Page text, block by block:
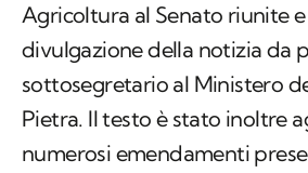
Agricoltura al Senato riunite
divulgazione della notizia da
sottosegretario al Ministero
Pietra. Il testo è stato inoltre
numerosi emendamenti